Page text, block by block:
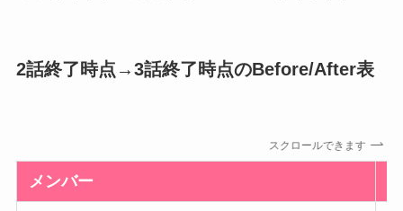
2話終了時点→3話終了時点のBefore/After表
スクロールできます
メンバー